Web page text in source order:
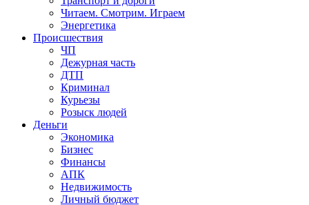
Читаем. Смотрим. Играем
Энергетика
Происшествия
ЧП
Дежурная часть
ДТП
Криминал
Курьезы
Розыск людей
Деньги
Экономика
Бизнес
Финансы
АПК
Недвижимость
Личный бюджет